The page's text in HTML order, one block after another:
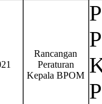
Rancangan
Peraturan
Kepala BPOM